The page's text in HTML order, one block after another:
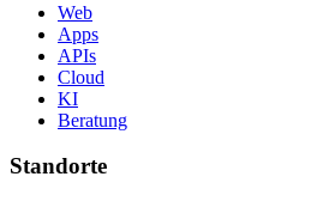
Web
Apps
APIs
Cloud
KI
Beratung
Standorte